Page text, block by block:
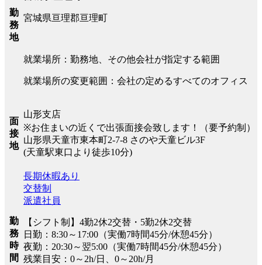
勤
務
地
宮城県亘理郡亘理町
就業場所：勤務地、その他会社が指定する範囲
就業場所の変更範囲：会社の定めるすべてのオフィス
面
接
地
山形支店
※お住まいの近くで出張面接会致します！（要予約制）
山形県天童市東本町2-7-8 さのや天童ビル3F
(天童駅東口より徒歩10分)
勤
務
時
間
長期休暇あり
交替制
派遣社員
【シフト制】4勤2休2交替・5勤2休2交替
日勤：8:30～17:00（実働7時間45分/休憩45分）
夜勤：20:30～翌5:00（実働7時間45分/休憩45分）
残業目安：0～2h/日、0～20h/月